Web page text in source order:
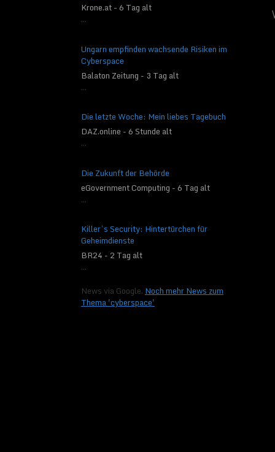
Vorgang oder
die Anpassung
Offenlegung
d)
Einschränkung
Daten mit dem
Profiling ist jede
darin besteht,
bestimmte
bewerten,
Lage,
f)
nicht mehr einer
diese
natürlichen
g)
Krone.at - 6 Tag alt
...
Ungarn empfinden wachsende Risiken im
Cyberspace
Balaton Zeitung - 3 Tag alt
...
Die letzte Woche: Mein liebes Tagebuch
DAZ.online - 6 Stunde alt
...
Die Zukunft der Behörde
eGovernment Computing - 6 Tag alt
...
Killer’s Security: Hintertürchen für
Geheimdienste
BR24 - 2 Tag alt
...
News via Google. Noch mehr News zum
Thema 'cyberspace'